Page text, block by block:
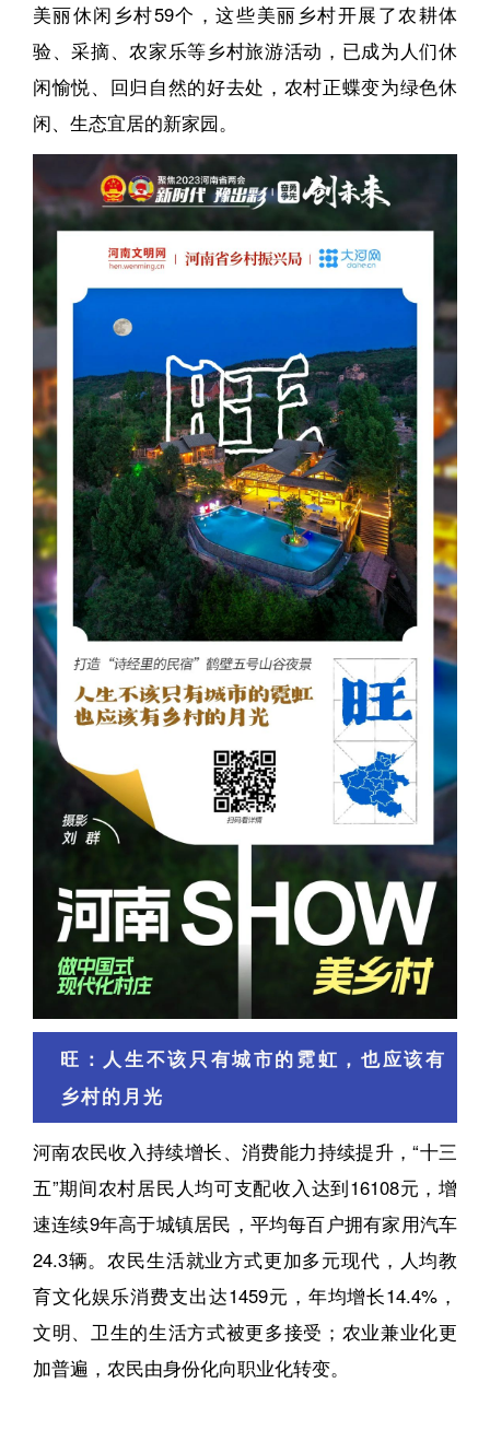
美丽休闲乡村59个，这些美丽乡村开展了农耕体
验、采摘、农家乐等乡村旅游活动，已成为人们休
闲愉悦、回归自然的好去处，农村正蝶变为绿色休
闲、生态宜居的新家园。
旺：人生不该只有城市的霓虹，也应该有
乡村的月光
河南农民收入持续增长、消费能力持续提升，“十三
五”期间农村居民人均可支配收入达到16108元，增
速连续9年高于城镇居民，平均每百户拥有家用汽车
24.3辆。农民生活就业方式更加多元现代，人均教
育文化娱乐消费支出达1459元，年均增长14.4%，
文明、卫生的生活方式被更多接受；农业兼业化更
加普遍，农民由身份化向职业化转变。